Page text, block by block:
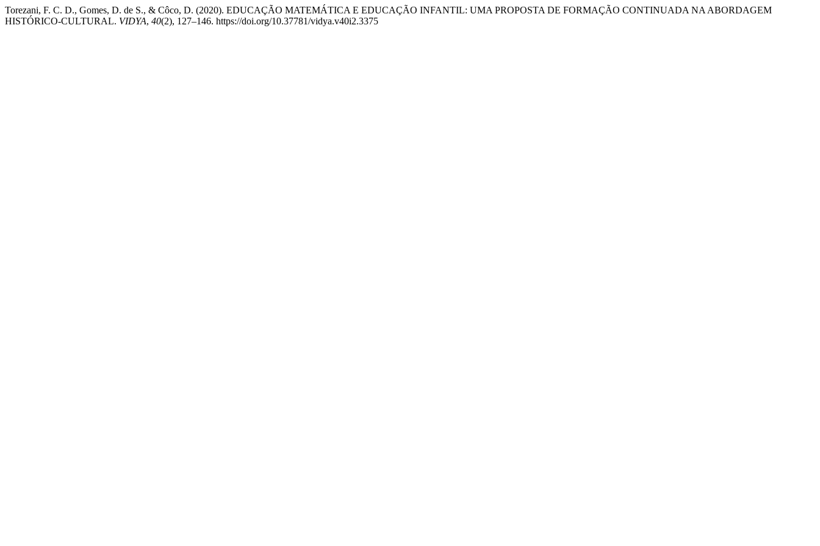
Torezani, F. C. D., Gomes, D. de S., & Côco, D. (2020). EDUCAÇÃO MATEMÁTICA E EDUCAÇÃO INFANTIL: UMA PROPOSTA DE FORMAÇÃO CONTINUADA NA ABORDAGEM
HISTÓRICO-CULTURAL. VIDYA, 40(2), 127–146. https://doi.org/10.37781/vidya.v40i2.3375